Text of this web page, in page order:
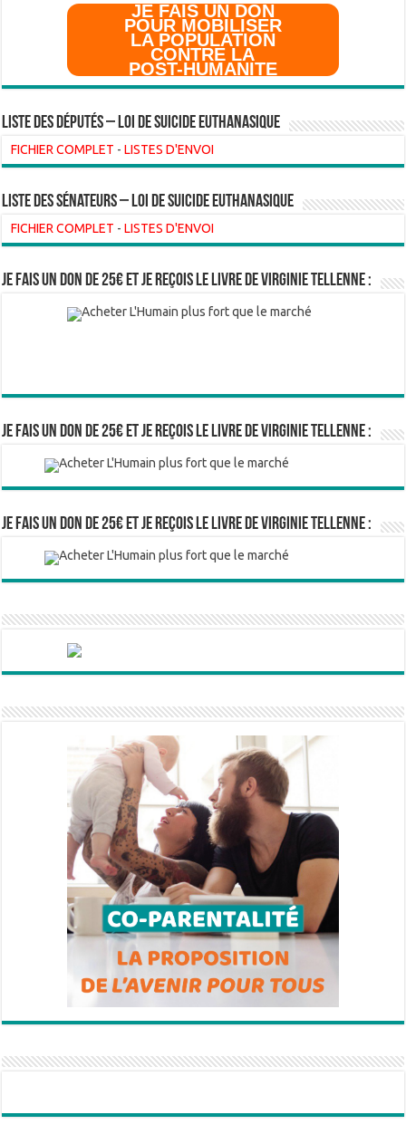
JE FAIS UN DON
POUR MOBILISER
LA POPULATION
CONTRE LA
POST-HUMANITE
Liste des Députés – Loi de suicide euthanasique
FICHIER COMPLET -LISTES D'ENVOI
liste des sénateurs – loi de suicide euthanasique
FICHIER COMPLET -LISTES D'ENVOI
Je fais un don de 25€ et je reçois le livre de Virginie Tellenne :
Je fais un don de 25€ et je reçois le livre de Virginie Tellenne :
Je fais un don de 25€ et je reçois le livre de Virginie Tellenne :